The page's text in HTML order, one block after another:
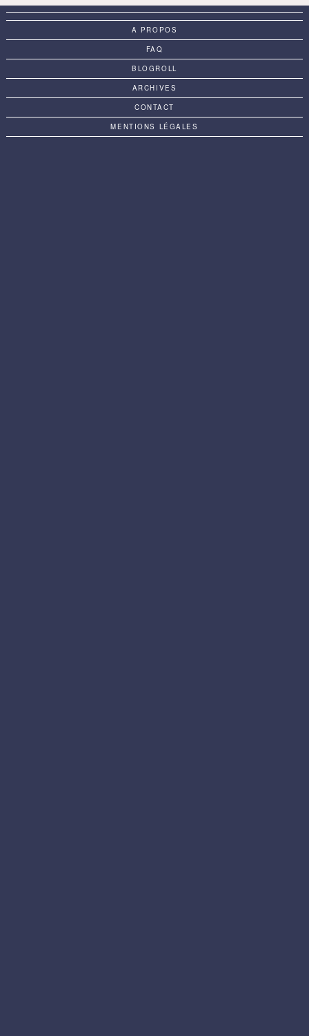
A PROPOS
FAQ
BLOGROLL
ARCHIVES
CONTACT
MENTIONS LÉGALES